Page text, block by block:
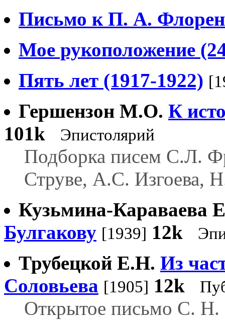
Письмо к П. А.
Мое рукоположение
Пять лет (1917-1922)
Гершензон М.О. К
101k
Эпистолярий
Подборка писем С.Л.
Струве, А.С. Изгоева,
Кузьмина-Караваева
Булгакову [1939] 12k
Трубецкой Е.Н. Из
Соловьева [1905] 12k
Открытое письмо С. Н.